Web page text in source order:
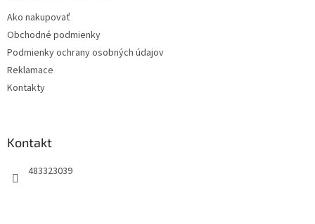
Ako nakupovať
Obchodné podmienky
Podmienky ochrany osobných údajov
Reklamace
Kontakty
Kontakt
483323039